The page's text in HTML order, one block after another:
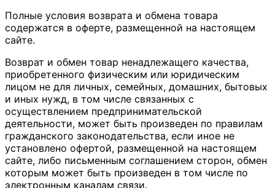
Полные условия возврата и обмена товара
содержатся в оферте, размещенной на настоящем
сайте.
Возврат и обмен товар ненадлежащего качества,
приобретенного физическим или юридическим
лицом не для личных, семейных, домашних, бытовых
и иных нужд, в том числе связанных с
осуществлением предпринимательской
деятельности, может быть произведен по правилам
гражданского законодательства, если иное не
установлено офертой, размещенной на настоящем
сайте, либо письменным соглашением сторон, обмен
которым может быть произведен в том числе по
электронным каналам связи.